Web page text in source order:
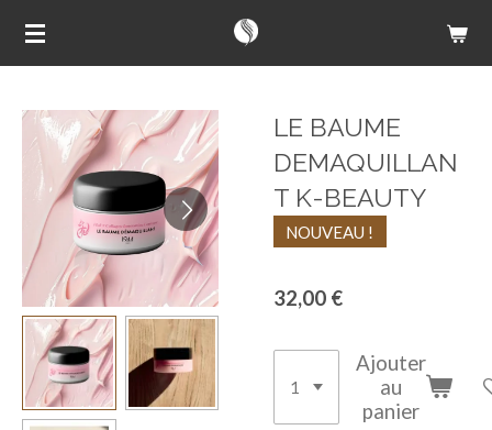
Passer
principal
LE BAUME
DEMAQUILLAN
T K-BEAUTY
NOUVEAU !
32,00 €
Ajouter
au
panier